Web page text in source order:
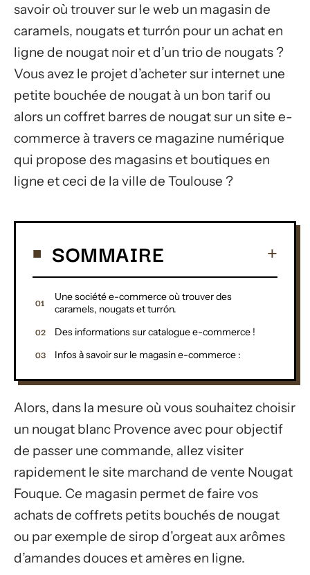
savoir où trouver sur le web un magasin de
caramels, nougats et turrón pour un achat en
ligne de nougat noir et d’un trio de nougats ?
Vous avez le projet d’acheter sur internet une
petite bouchée de nougat à un bon tarif ou
alors un coffret barres de nougat sur un site e-
commerce à travers ce magazine numérique
qui propose des magasins et boutiques en
ligne et ceci de la ville de Toulouse ?
SOMMAIRE
Une société e-commerce où trouver des
caramels, nougats et turrón.
Des informations sur catalogue e-commerce !
Infos à savoir sur le magasin e-commerce :
Alors, dans la mesure où vous souhaitez choisir
un nougat blanc Provence avec pour objectif
de passer une commande, allez visiter
rapidement le site marchand de vente Nougat
Fouque. Ce magasin permet de faire vos
achats de coffrets petits bouchés de nougat
ou par exemple de sirop d’orgeat aux arômes
d’amandes douces et amères en ligne.